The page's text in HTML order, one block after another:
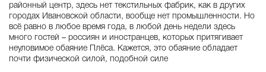
районный центр, здесь нет текстильных фабрик, как в других
городах Ивановской области, вообще нет промышленности. Но
всё равно в любое время года, в любой день недели здесь
много гостей – россиян и иностранцев, которых притягивает
неуловимое обаяние Плёса. Кажется, это обаяние обладает
почти физической силой, подобной силе